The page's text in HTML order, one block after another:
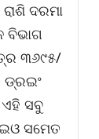
ଦରମା
ବିଭାଗ
୩୬୯୫/
ଡ୍ରଇଂ
ଏହି ସବୁ
ସମେତ